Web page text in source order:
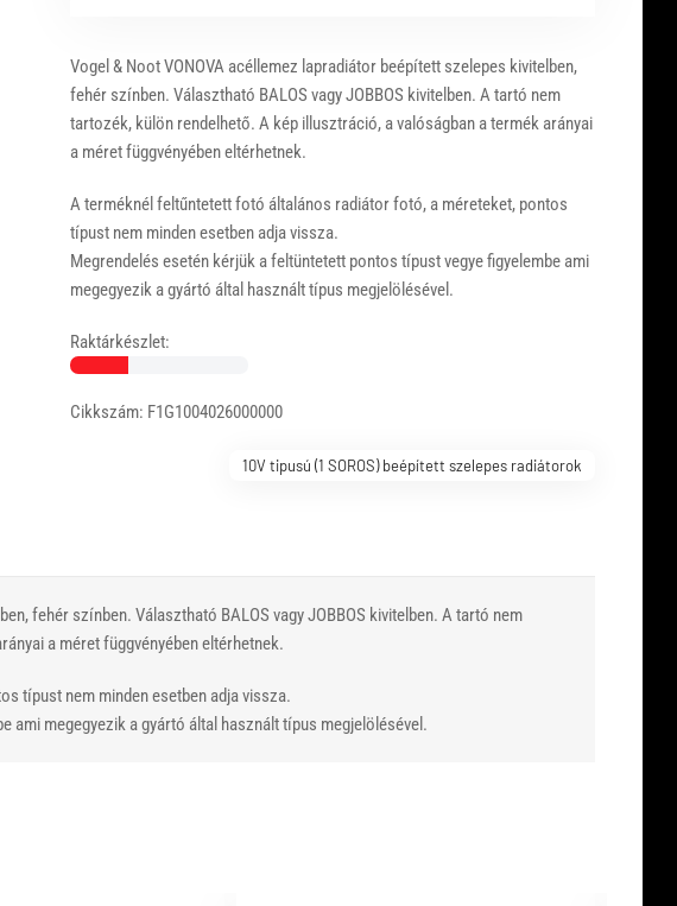
Vogel & Noot VONOVA acéllemez lapradiátor beépített szelepes kivitelben,
fehér színben. Választható BALOS vagy JOBBOS kivitelben. A tartó nem
tartozék, külön rendelhető. A kép illusztráció, a valóságban a termék arányai
a méret függvényében eltérhetnek.
A terméknél feltűntetett fotó általános radiátor fotó, a méreteket, pontos
típust nem minden esetben adja vissza.
Megrendelés esetén kérjük a feltüntetett pontos típust vegye figyelembe ami
megegyezik a gyártó által használt típus megjelölésével.
Raktárkészlet:
Cikkszám: F1G1004026000000
10V tipusú (1 SOROS) beépített szelepes radiátorok
fehér színben. Választható BALOS vagy JOBBOS kivitelben. A tartó nem
a méret függvényében eltérhetnek.
típust nem minden esetben adja vissza.
ami megegyezik a gyártó által használt típus megjelölésével.